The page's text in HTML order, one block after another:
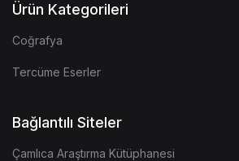
Ürün Kategorileri
Coğrafya
Tercüme Eserler
Bağlantılı Siteler
Çamlıca Araştırma Kütüphanesi